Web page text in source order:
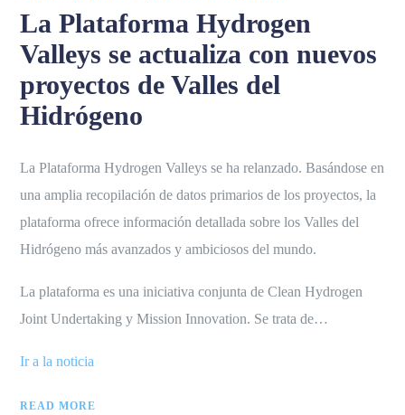
La Plataforma Hydrogen
Valleys se actualiza con nuevos
proyectos de Valles del
Hidrógeno
La Plataforma Hydrogen Valleys se ha relanzado. Basándose en
una amplia recopilación de datos primarios de los proyectos, la
plataforma ofrece información detallada sobre los Valles del
Hidrógeno más avanzados y ambiciosos del mundo.
La plataforma es una iniciativa conjunta de Clean Hydrogen
Joint Undertaking y Mission Innovation. Se trata de…
Ir a la noticia
READ MORE